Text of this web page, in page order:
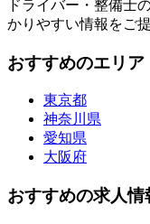
ドライバー・整備士
かりやすい情報をご
おすすめのエリア
東京都
神奈川県
愛知県
大阪府
おすすめの求人情